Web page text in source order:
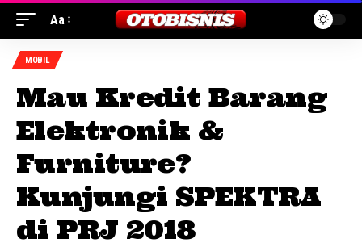
Aa
MOBIL
Mau Kredit Barang
Elektronik &
Furniture?
Kunjungi SPEKTRA
di PRJ 2018